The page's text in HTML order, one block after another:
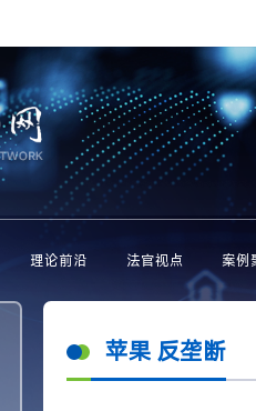
理论前沿 法官视点 案例
苹果 反垄断